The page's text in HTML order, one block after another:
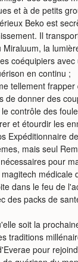
et à de petits
Beko est
Il
Miraluum, la
coéquipiers
en continu ;
tellement
de donner des
contrôle des
et étourdir les
Expéditionnaire
mais seul
pour
médicale
dans le feu de
des packs de
soit la
traditions
pour